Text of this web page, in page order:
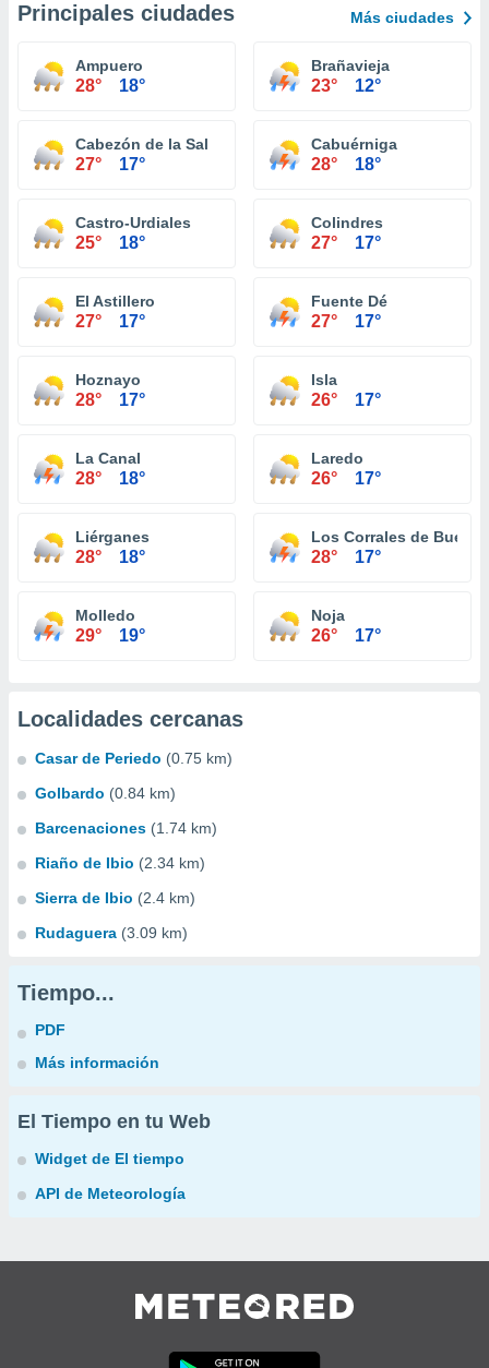
Principales ciudades Más ciudades
Ampuero
28° 18°
Brañavieja
23° 12°
Cabezón de la Sal
27° 17°
Cabuérniga
28° 18°
Castro-Urdiales
25° 18°
Colindres
27° 17°
El Astillero
27° 17°
Fuente Dé
27° 17°
Hoznayo
28° 17°
Isla
26° 17°
La Canal
28° 18°
Laredo
26° 17°
Liérganes
28° 18°
Los Corrales de Buelna
28° 17°
Molledo
29° 19°
Noja
26° 17°
Localidades cercanas
Casar de Periedo (0.75 km)
Golbardo (0.84 km)
Barcenaciones (1.74 km)
Riaño de Ibio (2.34 km)
Sierra de Ibio (2.4 km)
Rudaguera (3.09 km)
Tiempo...
PDF
Más información
El Tiempo en tu Web
Widget de El tiempo
API de Meteorología